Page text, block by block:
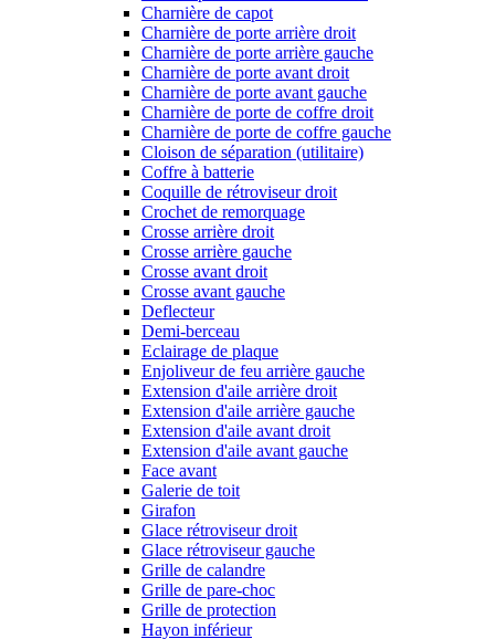
Charnière de capot
Charnière de porte arrière droit
Charnière de porte arrière gauche
Charnière de porte avant droit
Charnière de porte avant gauche
Charnière de porte de coffre droit
Charnière de porte de coffre gauche
Cloison de séparation (utilitaire)
Coffre à batterie
Coquille de rétroviseur droit
Crochet de remorquage
Crosse arrière droit
Crosse arrière gauche
Crosse avant droit
Crosse avant gauche
Deflecteur
Demi-berceau
Eclairage de plaque
Enjoliveur de feu arrière gauche
Extension d'aile arrière droit
Extension d'aile arrière gauche
Extension d'aile avant droit
Extension d'aile avant gauche
Face avant
Galerie de toit
Girafon
Glace rétroviseur droit
Glace rétroviseur gauche
Grille de calandre
Grille de pare-choc
Grille de protection
Hayon inférieur